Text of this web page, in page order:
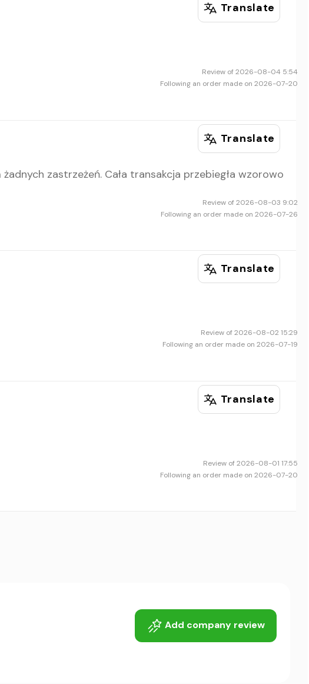
Translate
Review of 2026-08-04 5:54
Following an order made on 2026-07-20
Translate
zastrzeżeń. Cała transakcja przebiegła wzorowo
Review of 2026-08-03 9:02
Following an order made on 2026-07-26
Translate
Review of 2026-08-02 15:29
Following an order made on 2026-07-19
Translate
Review of 2026-08-01 17:55
Following an order made on 2026-07-20
Add company review